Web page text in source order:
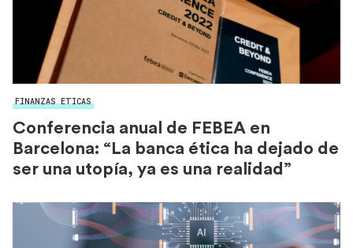
FINANZAS ETICAS
Conferencia anual de FEBEA en
Barcelona: “La banca ética ha dejado de
ser una utopía, ya es una realidad”